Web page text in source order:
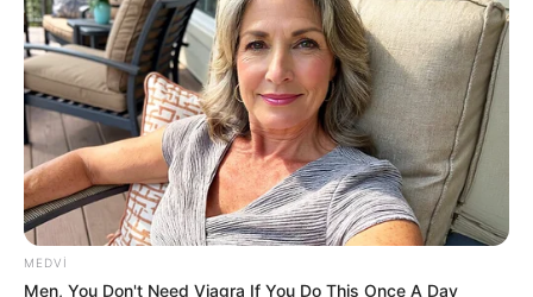
21:29 / 09 İyun 2026 CƏMİYYƏT
Dövlət qurumları avtomobillərini ucuz
qiymətə satır –Siyahıda hansı maşınlar
var?
509 0
MEDVI
Men, You Don't Need Viagra If You Do This Once A Day